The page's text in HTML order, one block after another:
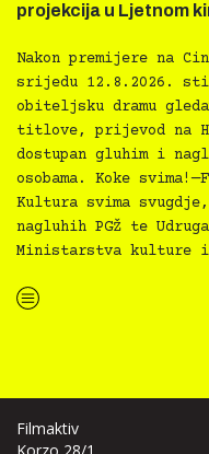
projekcija u Ljetnom
Nakon premijere na
srijedu 12.8.2026.
obiteljsku dramu
titlove, prijevod na
dostupan gluhim i
osobama. Koke
Kultura svima
nagluhih PGŽ te
Ministarstva kulture i
“Koke svima — inkluzivna Film svima x Kino Mediteran projekcija u Ljetnom kinu Bačvice”
Filmaktiv